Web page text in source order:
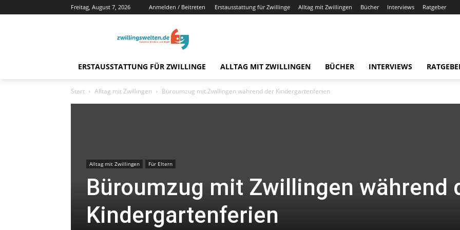
Freitag, August 7, 2026 Anmelden / Beitreten Erstausstattung für Zwillinge Alltag mit Zwillingen Bücher Interviews Ratgeber
ERSTAUSSTATTUNG FÜR ZWILLINGE ALLTAG MIT ZWILLINGEN BÜCHER INTERVIEWS
Start Alltag mit Zwillingen Büroumzug mit Zwillingen während der Kindergartenferien
Alltag mit Zwillingen Für Eltern
Büroumzug mit Zwillingen während
Kindergartenferien